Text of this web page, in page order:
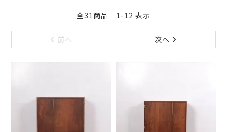
全31商品 1-12 表示
前へ 次へ